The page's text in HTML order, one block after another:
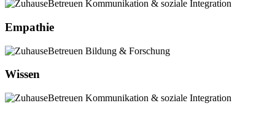
Empathie
Wissen